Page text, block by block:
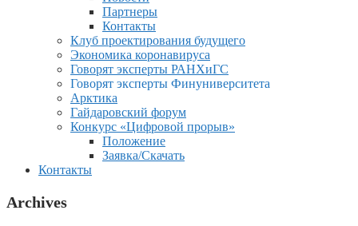
Партнеры
Контакты
Клуб проектирования будущего
Экономика коронавируса
Говорят эксперты РАНХиГС
Говорят эксперты Финуниверситета
Арктика
Гайдаровский форум
Конкурс «Цифровой прорыв»
Положение
Заявка/Скачать
Контакты
Archives